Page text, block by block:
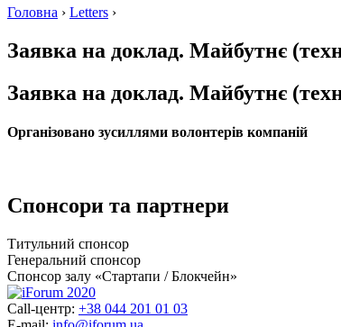
Головна › Letters ›
Заявка на доклад. Майбутнє
Заявка на доклад. Майбутнє
Організовано зусиллями волонтерів компаній
Спонсори та партнери
Титульний спонсор
Генеральний спонсор
Спонсор залу «Стартапи / Блокчейн»
Call-центр: +38 044 201 01 03